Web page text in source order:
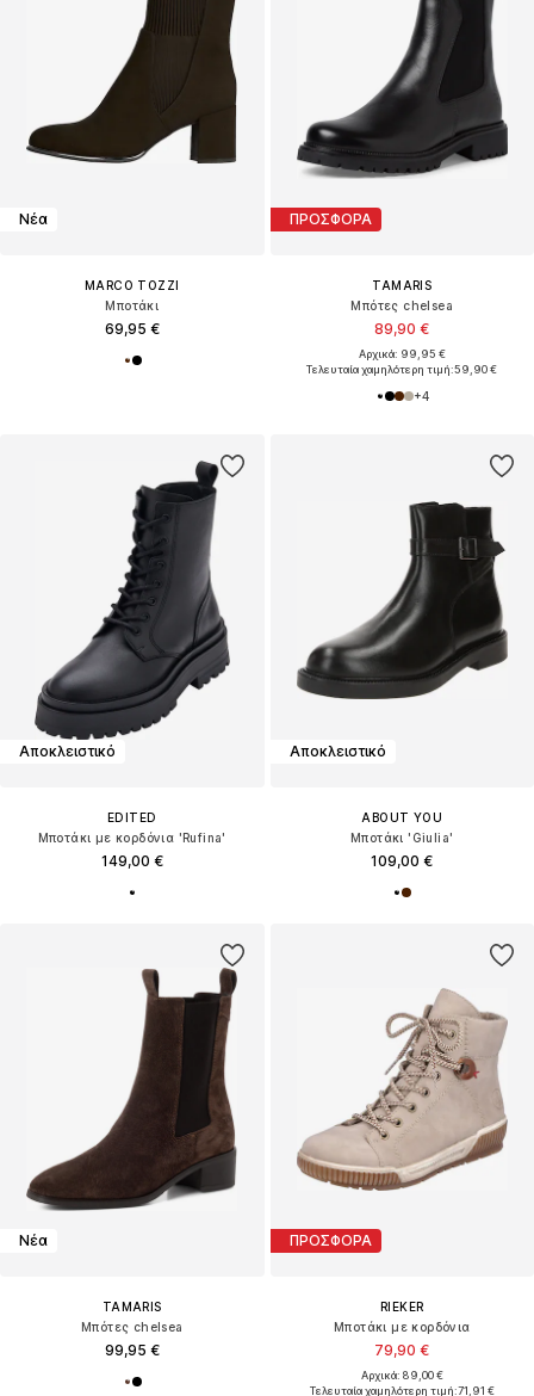
Νέα
MARCO TOZZI
Μποτάκι
69,95 €
ΠΡΟΣΦΟΡΑ
TAMARIS
Μπότες chelsea
89,90 €
Αρχικά: 99,95 €
Τελευταία χαμηλότερη τιμή:59,90 €
+4
Αποκλειστικό
EDITED
Μποτάκι με κορδόνια 'Rufina'
149,00 €
Αποκλειστικό
ABOUT YOU
Μποτάκι 'Giulia'
109,00 €
Νέα
TAMARIS
Μπότες chelsea
99,95 €
ΠΡΟΣΦΟΡΑ
RIEKER
Μποτάκι με κορδόνια
79,90 €
Αρχικά: 89,00 €
Τελευταία χαμηλότερη τιμή:71,91 €